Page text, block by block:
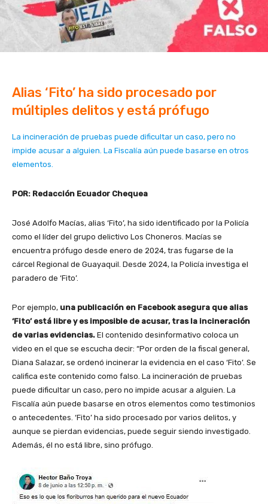
Alias ‘Fito’ ha sido procesado por
múltiples delitos y está prófugo
La incineración de pruebas puede dificultar un caso, pero no
impide acusar a alguien. La Fiscalía aún puede basarse en otros
elementos.
POR: Redacción Ecuador Chequea
José Adolfo Macías, alias ‘Fito’, ha sido identificado por la Policía
como el líder del grupo delictivo Los Choneros. Macías se
encuentra prófugo desde enero de 2024, tras fugarse de la
cárcel Regional de Guayaquil. Desde 2024, la Policía investiga el
paradero de ‘Fito’.
Por ejemplo, una publicación en Facebook asegura que alias
‘Fito’ está libre y es imposible de acusar, tras la incineración
de varias evidencias. El contenido desinformativo coloca un
video en el que se escucha decir: “Por orden de la fiscal general,
Diana Salazar, se ordenó incinerar la evidencia en el caso ‘Fito’. Se
califica este contenido como falso. La incineración de pruebas
puede dificultar un caso, pero no impide acusar a alguien. La
Fiscalía aún puede basarse en otros elementos como testimonios
o antecedentes. ‘Fito’ ha sido procesado por varios delitos, y
aunque se pierdan evidencias, puede seguir siendo investigado.
Además, él no está libre, sino prófugo.